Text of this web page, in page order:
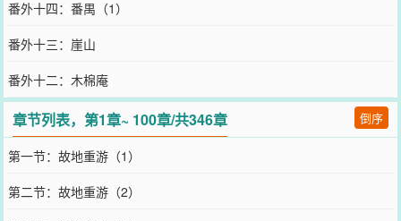
番外十四：番禺（1）
番外十三：崖山
番外十二：木棉庵
章节列表，第1章~ 100章/共346章 倒序
第一节：故地重游（1）
第二节：故地重游（2）